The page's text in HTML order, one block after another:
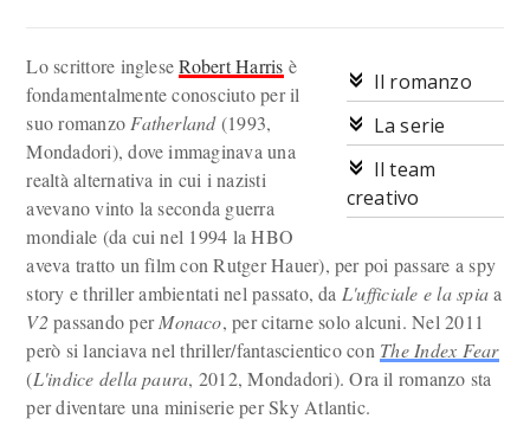
Il romanzo
La serie
Il team
creativo
Lo scrittore ingleseRobert Harris è
fondamentalmente conosciuto per il
suo romanzo Fatherland(1993,
Mondadori), dove immaginava una
realtà alternativa in cui i nazisti
avevano vinto la seconda guerra
mondiale (da cui nel 1994 la HBO
aveva tratto un film con Rutger Hauer), per poi passare a spy
story e thriller ambientati nel passato, da L'ufficiale e la spiaa
V2passando perMonaco, per citarne solo alcuni. Nel 2011
però si lanciava nel thriller/fantascientico con The Index Fear
(L'indice della paura, 2012, Mondadori). Ora il romanzo sta
per diventare una miniserie per Sky Atlantic.